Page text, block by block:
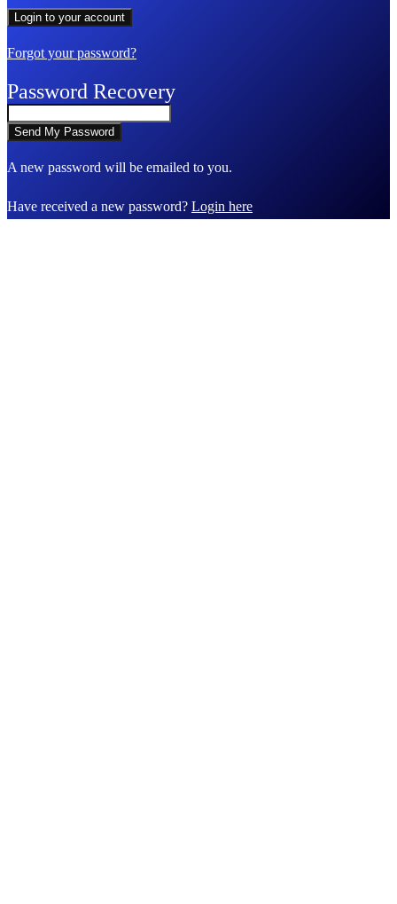
Forgot your password?
Password Recovery
A new password will be emailed to you.
Have received a new password? Login here